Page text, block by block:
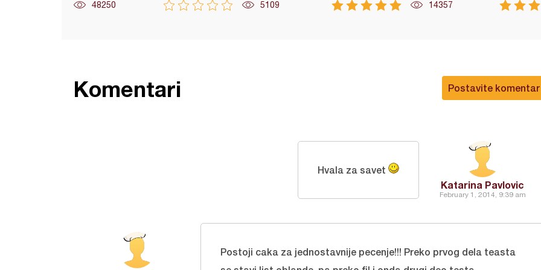
48250 5109 14357
Postavite komentar
Komentari
Katarina Pavlovic
February 1, 2014, 9:39 am
Hvala za savet
Postoji caka za jednostavnije pecenje!!! Preko prvog dela teasta